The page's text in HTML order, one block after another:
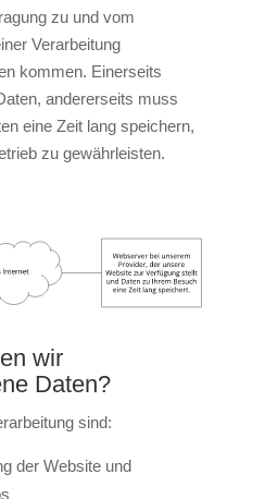
zu und vom
Verarbeitung
kommen. Einerseits
andererseits muss
eine Zeit lang speichern,
zu gewährleisten.
wir
Daten?
sind:
der Website und